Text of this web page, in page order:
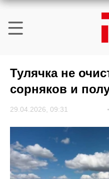
Тулячка не
сорняков и
29.04.2026, 09:31